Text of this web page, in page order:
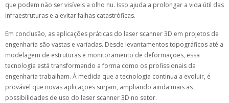
que podem não ser visíveis a olho nu. Isso ajuda a prolongar a vida útil das
infraestruturas e a evitar falhas catastróficas.
Em conclusão, as aplicações práticas do laser scanner 3D em projetos de
engenharia são vastas e variadas. Desde levantamentos topográficos até a
modelagem de estruturas e monitoramento de deformações, essa
tecnologia está transformando a forma como os profissionais da
engenharia trabalham. À medida que a tecnologia continua a evoluir, é
provável que novas aplicações surjam, ampliando ainda mais as
possibilidades de uso do laser scanner 3D no setor.